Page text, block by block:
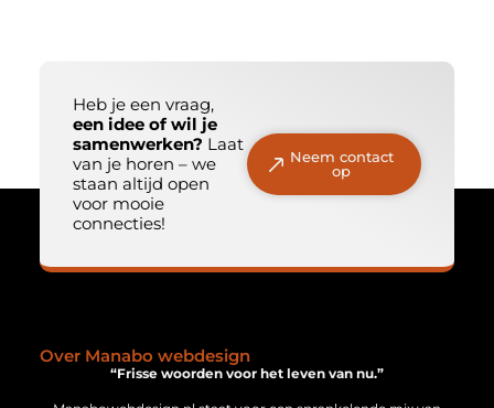
Heb je een vraag,
een idee of wil je
samenwerken? Laat
van je horen – we
staan altijd open
voor mooie
connecties!
Neem contact
op
Over Manabo webdesign
“Frisse woorden voor het leven van nu.”